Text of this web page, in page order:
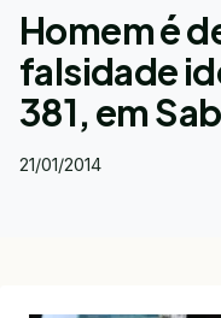
Homem é
falsidade
381, em
21/01/2014